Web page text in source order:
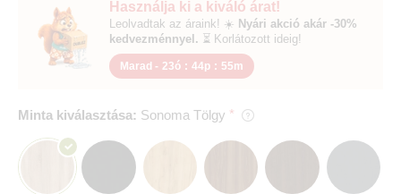
Használja ki a kiváló árat!
Leolvadtak az áraink! ☀️ Nyári akció akár -30%
kedvezménnyel. ⏳ Korlátozott ideig!
Marad - 23ó : 44p : 54m
Minta kiválasztása: Sonoma Tölgy